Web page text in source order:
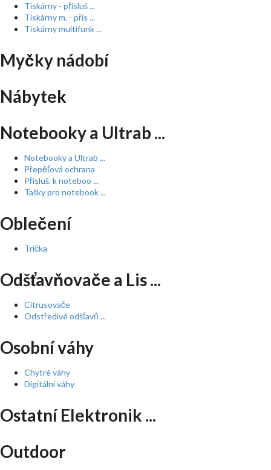
Tiskárny - přísluš ...
Tiskárny m. - přís ...
Tiskárny multifunk ...
Myčky nádobí
Nábytek
Notebooky a Ultrab ...
Notebooky a Ultrab ...
Přepěťová ochrana
Přísluš. k noteboo ...
Tašky pro notebook ...
Oblečení
Trička
Odšťavňovače a Lis ...
Citrusovače
Odstředivé odšťavň ...
Osobní váhy
Chytré váhy
Digitální váhy
Ostatní Elektronik ...
Outdoor